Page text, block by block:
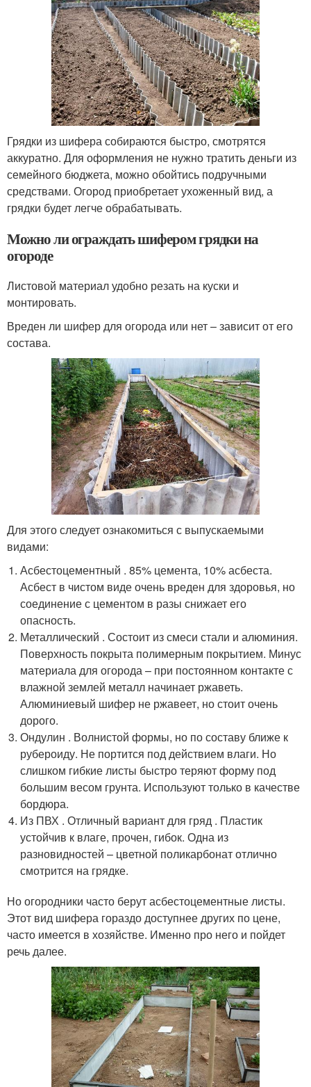
Грядки из шифера собираются быстро, смотрятся
аккуратно. Для оформления не нужно тратить деньги из
семейного бюджета, можно обойтись подручными
средствами. Огород приобретает ухоженный вид, а
грядки будет легче обрабатывать.
Можно ли ограждать шифером грядки на
огороде
Листовой материал удобно резать на куски и
монтировать.
Вреден ли шифер для огорода или нет – зависит от его
состава.
Для этого следует ознакомиться с выпускаемыми
видами:
Асбестоцементный . 85% цемента, 10% асбеста.
Асбест в чистом виде очень вреден для здоровья, но
соединение с цементом в разы снижает его
опасность.
Металлический . Состоит из смеси стали и алюминия.
Поверхность покрыта полимерным покрытием. Минус
материала для огорода – при постоянном контакте с
влажной землей металл начинает ржаветь.
Алюминиевый шифер не ржавеет, но стоит очень
дорого.
Ондулин . Волнистой формы, но по составу ближе к
рубероиду. Не портится под действием влаги. Но
слишком гибкие листы быстро теряют форму под
большим весом грунта. Используют только в качестве
бордюра.
Из ПВХ . Отличный вариант для гряд . Пластик
устойчив к влаге, прочен, гибок. Одна из
разновидностей – цветной поликарбонат отлично
смотрится на грядке.
Но огородники часто берут асбестоцементные листы.
Этот вид шифера гораздо доступнее других по цене,
часто имеется в хозяйстве. Именно про него и пойдет
речь далее.